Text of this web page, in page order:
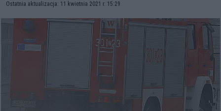
Ostatnia aktualizacja: 11 kwietnia 2021 r. 15:29